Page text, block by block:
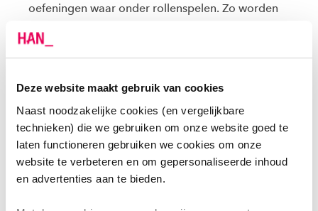
Deze website maakt gebruik van cookies
Naast noodzakelijke cookies (en vergelijkbare
technieken) die we gebruiken om onze website goed te
laten functioneren gebruiken we cookies om onze
website te verbeteren en om gepersonaliseerde inhoud
en advertenties aan te bieden.
oefeningen waar onder rollenspelen. Zo worden
geïllustreerd en geoefend. Als deelnemer ontvang
anderen.
Je leerproces wordt verder ondersteund door
praktijkopdrachten waarin van je gevraagd wordt
met hetgeen je geleerd hebt bewust te gaan
oefenen in de praktijk.
Je wordt gevraagd over je leerervaringen